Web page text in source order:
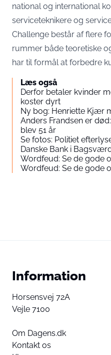
national og international
serviceteknikere og
Challenge består af flere
rummer både teoretiske
har til formål at forbedre
Læs også
Derfor betaler kvinder
koster dyrt
Ny bog: Henriette Kjær
Anders Frandsen er
blev 51 år
Se fotos: Politiet
Danske Bank i
Wordfeud: Se de gode
Wordfeud: Se de gode
Information
Horsensvej 72A
Vejle 7100
Om Dagens.dk
Kontakt os